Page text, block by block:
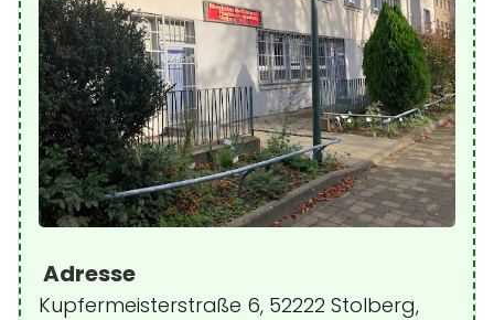
Adresse
Kupfermeisterstraße 6, 52222 Stolberg,